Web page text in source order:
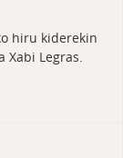
hiru kiderekin
Xabi Legras.